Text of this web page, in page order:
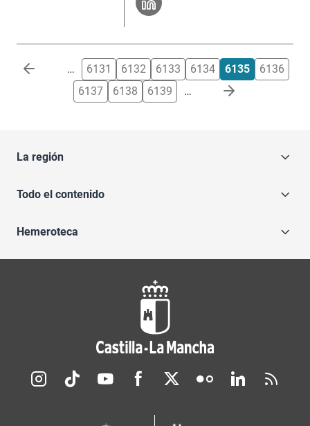
Paginación … 6131 6132 6133 6134 6135
6136
6137
6138 6139 …
La región
Todo el contenido
Hemeroteca
Redes sociales JCCM